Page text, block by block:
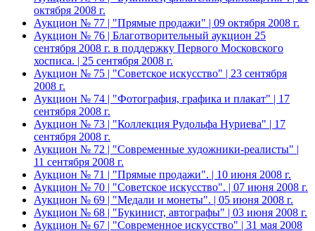
октября 2008 г.
Аукцион № 77 | "Прямые продажи" | 09 октября 2008 г.
Аукцион № 76 | Благотворительный аукцион 25
сентября 2008 г. в поддержку Первого Московского
хосписа. | 25 сентября 2008 г.
Аукцион № 75 | "Советское искусство" | 23 сентября
2008 г.
Аукцион № 74 | "Фотография, графика и плакат" | 17
сентября 2008 г.
Аукцион № 73 | "Коллекция Рудольфа Нуриева" | 17
сентября 2008 г.
Аукцион № 72 | "Современные художники-реалисты" |
11 сентября 2008 г.
Аукцион № 71 | "Прямые продажи". | 10 июня 2008 г.
Аукцион № 70 | "Советское искусство". | 07 июня 2008 г.
Аукцион № 69 | "Медали и монеты". | 05 июня 2008 г.
Аукцион № 68 | "Букинист, автографы" | 03 июня 2008 г.
Аукцион № 67 | "Современное искусство" | 31 мая 2008